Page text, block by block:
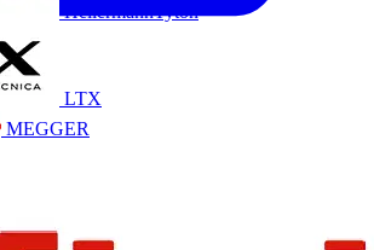
HellermannTyton
LTX
MEGGER